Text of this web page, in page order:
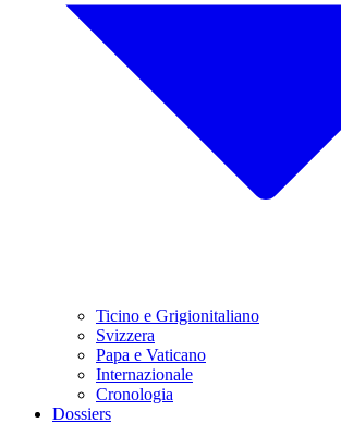
Ticino e Grigionitaliano
Svizzera
Papa e Vaticano
Internazionale
Cronologia
Dossiers